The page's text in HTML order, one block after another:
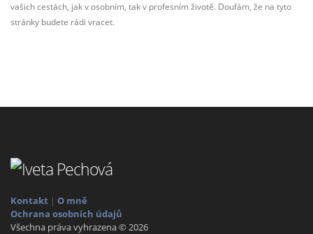
vašich cestách, jak v osobním, tak v profesním životě. Doufám, že na tyto
stránky budete rádi vracet.
Kontakt | O mně
Ochrana osobních údajů
Všechna práva vyhrazena © 2026